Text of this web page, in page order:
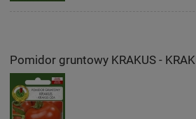
Pomidor gruntowy KRAKUS -